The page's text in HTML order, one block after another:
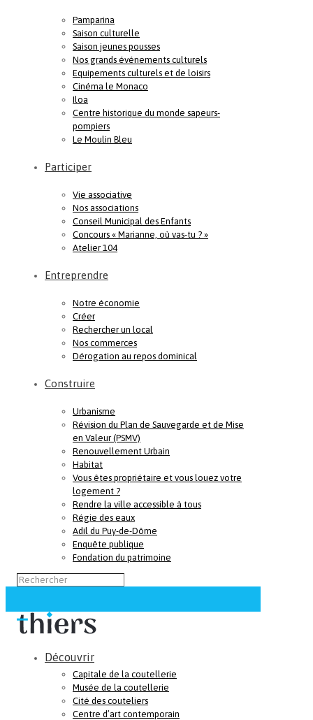
Pamparina
Saison culturelle
Saison jeunes pousses
Nos grands événements culturels
Equipements culturels et de loisirs
Cinéma le Monaco
Iloa
Centre historique du monde sapeurs-
pompiers
Le Moulin Bleu
Participer
Vie associative
Nos associations
Conseil Municipal des Enfants
Concours « Marianne, où vas-tu ? »
Atelier 104
Entreprendre
Notre économie
Créer
Rechercher un local
Nos commerces
Dérogation au repos dominical
Construire
Urbanisme
Révision du Plan de Sauvegarde et de Mise
en Valeur (PSMV)
Renouvellement Urbain
Habitat
Vous êtes propriétaire et vous louez votre
logement ?
Rendre la ville accessible à tous
Régie des eaux
Adil du Puy-de-Dôme
Enquête publique
Fondation du patrimoine
Découvrir
Capitale de la coutellerie
Musée de la coutellerie
Cité des couteliers
Centre d’art contemporain